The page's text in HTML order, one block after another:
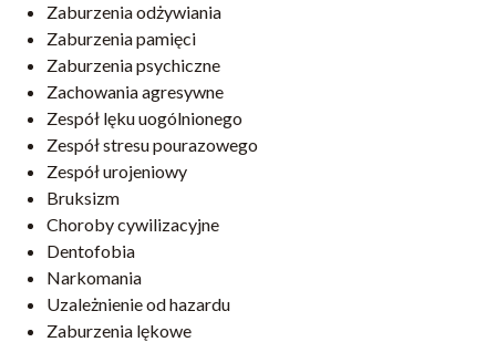
Zaburzenia odżywiania
Zaburzenia pamięci
Zaburzenia psychiczne
Zachowania agresywne
Zespół lęku uogólnionego
Zespół stresu pourazowego
Zespół urojeniowy
Bruksizm
Choroby cywilizacyjne
Dentofobia
Narkomania
Uzależnienie od hazardu
Zaburzenia lękowe